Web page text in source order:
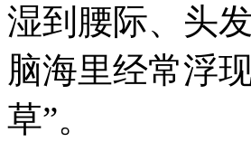
湿到腰际、头
脑海里经常浮
草”。